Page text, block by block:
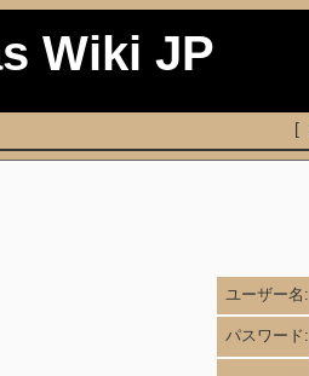
Wiki JP
[
ユーザー名:
パスワード: